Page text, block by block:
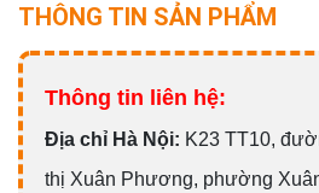
THÔNG TIN SẢN PHẨM
Thông tin liên hệ:
Địa chỉ Hà Nội: K23 TT10,
thị Xuân Phương, phường